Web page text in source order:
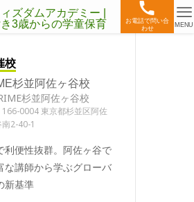
お電話で問い合
わせ
MENU
校
杉並阿佐ヶ谷校
166-0004 東京都杉並区阿佐
2-40-1
利便性抜群。阿佐ヶ谷で
な講師から学ぶグローバ
新基準